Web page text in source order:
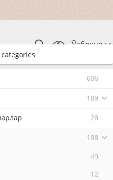
Ўзбекча
606
189
28
188
49
12